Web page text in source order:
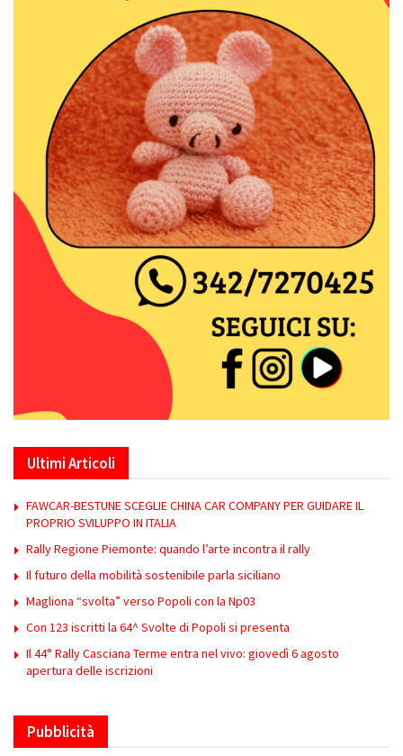
Ultimi Articoli
FAWCAR-BESTUNE SCEGLIE CHINA CAR COMPANY PER GUIDARE IL
PROPRIO SVILUPPO IN ITALIA
Rally Regione Piemonte: quando l’arte incontra il rally
Il futuro della mobilità sostenibile parla siciliano
Magliona “svolta” verso Popoli con la Np03
Con 123 iscritti la 64^ Svolte di Popoli si presenta
Il 44° Rally Casciana Terme entra nel vivo: giovedì 6 agosto
apertura delle iscrizioni
Pubblicità